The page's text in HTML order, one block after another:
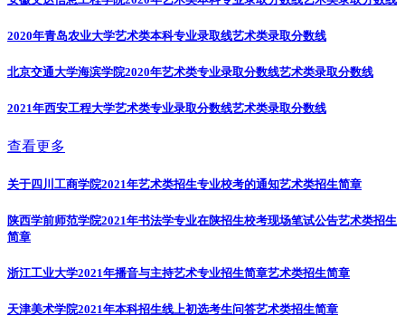
2020年青岛农业大学艺术类本科专业录取线艺术类录取分数线
北京交通大学海滨学院2020年艺术类专业录取分数线艺术类录取分数线
2021年西安工程大学艺术类专业录取分数线艺术类录取分数线
查看更多
关于四川工商学院2021年艺术类招生专业校考的通知艺术类招生简章
陕西学前师范学院2021年书法学专业在陕招生校考现场笔试公告艺术类招生
简章
浙江工业大学2021年播音与主持艺术专业招生简章艺术类招生简章
天津美术学院2021年本科招生线上初选考生问答艺术类招生简章